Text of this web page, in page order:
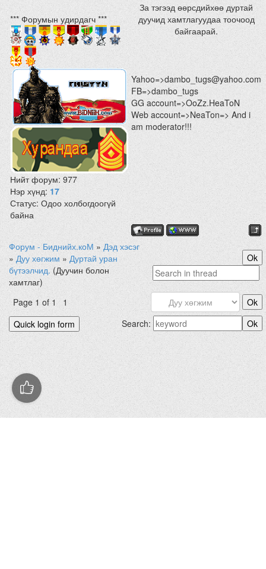
*** Форумын удирдагч ***
Нийт форум:977
Нэр хүнд:17
Статус:Одоо холбогдоогүй
байна
За тэгээд өөрсдийхөө дуртай
дуучид хамтлагуудаа тоочоод
байгаарай.
Yahoo=>dambo_tugs@yahoo.com
FB=>dambo_tugs
GG account=>OoZz.HeaToN
Web account=>NeaTon=> And i
am moderator!!!
Форум - Биднийх.коМ » Дэд хэсэг
» Дуу хөгжим » Дуртай уран
бүтээлчид. (Дуучин болон
хамтлаг)
Page1of1 1
Search: